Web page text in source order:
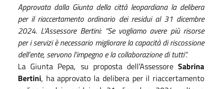
Approvata dalla Giunta della città leopardiana la delibera
per il riaccertamento ordinario dei residui al 31 dicembre
2024. L’Assessore Bertini: “Se vogliamo avere più risorse
per i servizi è necessario migliorare la capacità di riscossione
dell’ente, servono l’impegno e la collaborazione di tutti”.
La Giunta Pepa, su proposta dell’Assessore Sabrina
Bertini, ha approvato la delibera per il riaccertamento